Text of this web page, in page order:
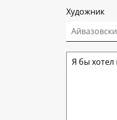
Художник